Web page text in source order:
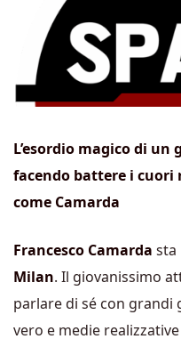
L’esordio magico di
facendo battere i cuori
come Camarda
Francesco Camarda sta
Milan. Il giovanissimo
parlare di sé con
vero e medie